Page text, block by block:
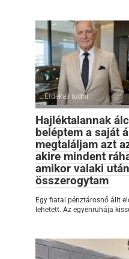
Érdekes tudni
Hajléktalannak
beléptem a saját
megtaláljam azt
akire mindent
amikor valaki
összerogytam
Egy fiatal pénztárosnő állt
lehetett. Az egyenruhája